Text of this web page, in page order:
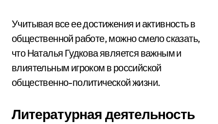
Учитывая все ее достижения и активность в
общественной работе, можно смело сказать,
что Наталья Гудкова является важным и
влиятельным игроком в российской
общественно-политической жизни.
Литературная деятельность